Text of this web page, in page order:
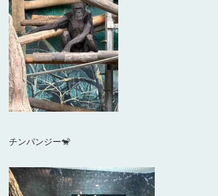
チンパンジー🐒